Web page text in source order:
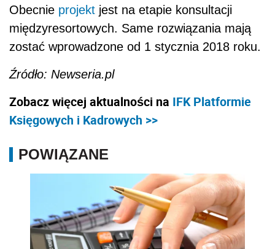
Obecnie projekt jest na etapie konsultacji
międzyresortowych. Same rozwiązania mają
zostać wprowadzone od 1 stycznia 2018 roku.
Źródło: Newseria.pl
Zobacz więcej aktualności na IFK Platformie
Księgowych i Kadrowych >>
POWIĄZANE